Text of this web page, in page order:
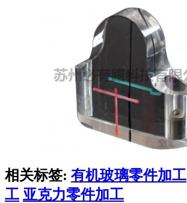
相关标签: 有机玻璃零件加工
工 亚克力零件加工